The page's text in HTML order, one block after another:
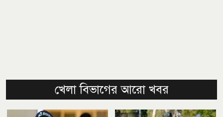
খেলা বিভাগের আরো খবর